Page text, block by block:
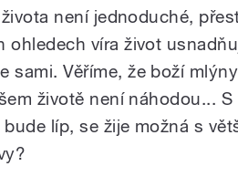
není jednoduché,
ohledech víra život
sami. Věříme, že boží
životě není náhodou... S
líp, se žije možná s